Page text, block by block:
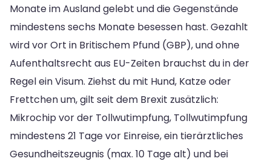
Monate im Ausland gelebt und die Gegenstände
mindestens sechs Monate besessen hast. Gezahlt
wird vor Ort in Britischem Pfund (GBP), und ohne
Aufenthaltsrecht aus EU-Zeiten brauchst du in der
Regel ein Visum. Ziehst du mit Hund, Katze oder
Frettchen um, gilt seit dem Brexit zusätzlich:
Mikrochip vor der Tollwutimpfung, Tollwutimpfung
mindestens 21 Tage vor Einreise, ein tierärztliches
Gesundheitszeugnis (max. 10 Tage alt) und bei